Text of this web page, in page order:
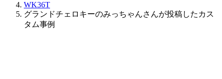
WK36T
グランドチェロキーのみっちゃんさんが投稿したカス
タム事例